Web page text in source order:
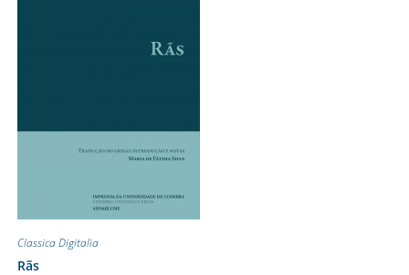
Classica Digitalia
Rãs